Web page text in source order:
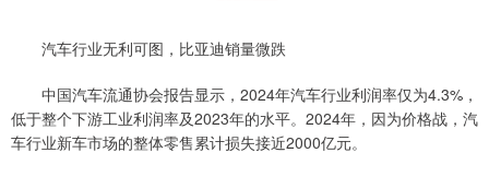
汽车行业无利可图，比亚迪销量微跌
中国汽车流通协会报告显示，2024年汽车行业利润率仅为4.3%，
低于整个下游工业利润率及2023年的水平。2024年，因为价格战，汽
车行业新车市场的整体零售累计损失接近2000亿元。